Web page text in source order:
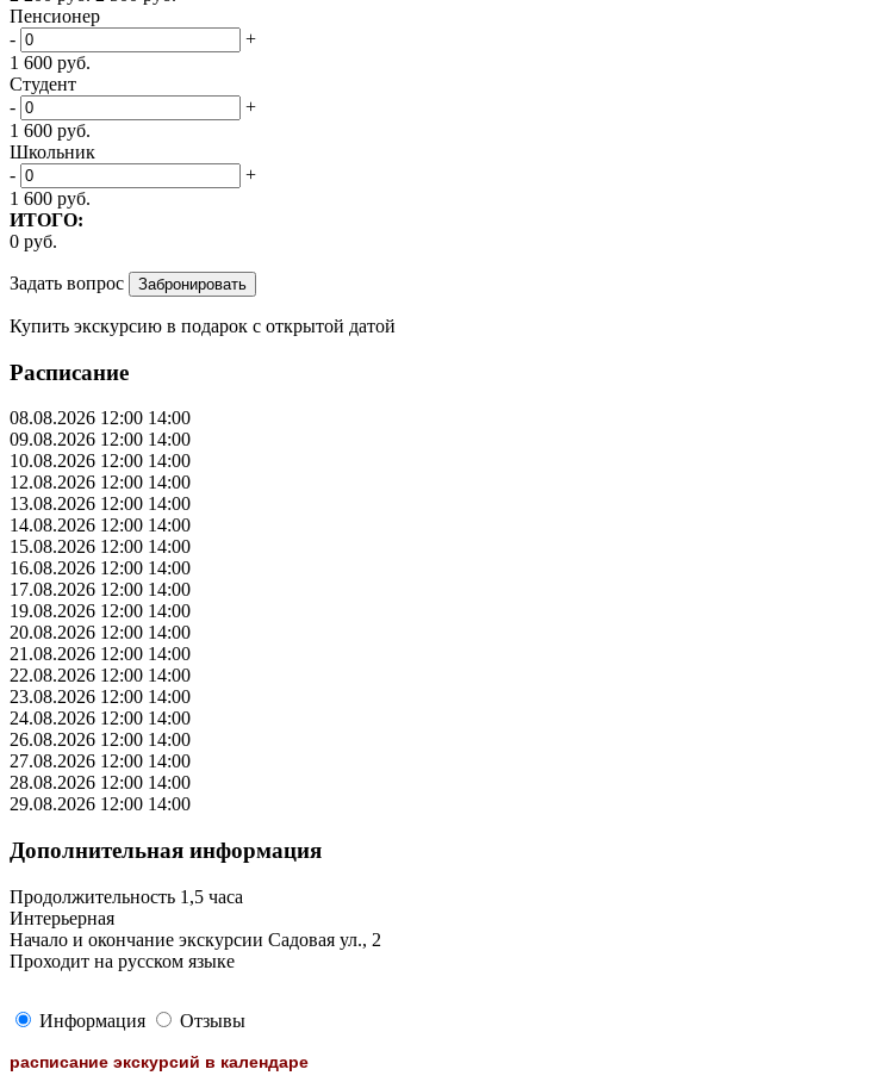
Пенсионер
-
+
1 600 руб.
Студент
-
+
1 600 руб.
Школьник
-
+
1 600 руб.
ИТОГО:
0 руб.
Задать вопрос
Купить экскурсию в подарок с открытой датой
Расписание
08.08.2026 12:00 14:00
09.08.2026 12:00 14:00
10.08.2026 12:00 14:00
12.08.2026 12:00 14:00
13.08.2026 12:00 14:00
14.08.2026 12:00 14:00
15.08.2026 12:00 14:00
16.08.2026 12:00 14:00
17.08.2026 12:00 14:00
19.08.2026 12:00 14:00
20.08.2026 12:00 14:00
21.08.2026 12:00 14:00
22.08.2026 12:00 14:00
23.08.2026 12:00 14:00
24.08.2026 12:00 14:00
26.08.2026 12:00 14:00
27.08.2026 12:00 14:00
28.08.2026 12:00 14:00
29.08.2026 12:00 14:00
Дополнительная информация
Продолжительность 1,5 часа
Интерьерная
Начало и окончание экскурсии Садовая ул., 2
Проходит на русском языке
Информация Отзывы
расписание экскурсий в календаре